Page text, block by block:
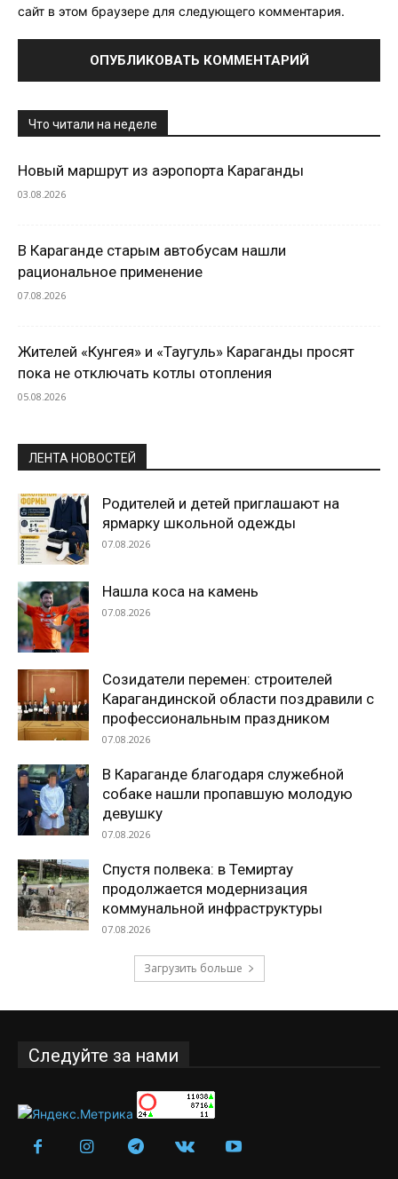
сайт в этом браузере для следующего комментария.
Что читали на неделе
Новый маршрут из аэропорта Караганды
03.08.2026
В Караганде старым автобусам нашли
рациональное применение
07.08.2026
Жителей «Кунгея» и «Таугуль» Караганды просят
пока не отключать котлы отопления
05.08.2026
ЛЕНТА НОВОСТЕЙ
Родителей и детей приглашают на
ярмарку школьной одежды
07.08.2026
Нашла коса на камень
07.08.2026
Созидатели перемен: строителей
Карагандинской области поздравили с
профессиональным праздником
07.08.2026
В Караганде благодаря служебной
собаке нашли пропавшую молодую
девушку
07.08.2026
Спустя полвека: в Темиртау
продолжается модернизация
коммунальной инфраструктуры
07.08.2026
Загрузить больше
Следуйте за нами